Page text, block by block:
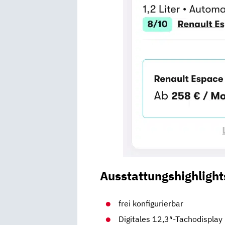
frei konfigurierbar
Digitales 12,3″-Tachodisplay